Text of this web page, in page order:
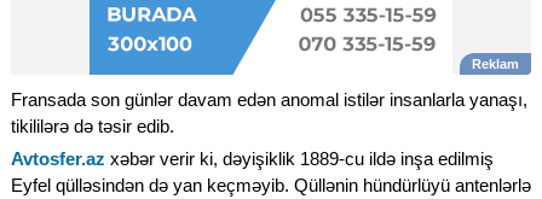
Fransada son günlər davam edən anomal istilər insanlarla yanaşı,
tikililərə də təsir edib.
Avtosfer.az xəbər verir ki, dəyişiklik 1889-cu ildə inşa edilmiş
Eyfel qülləsindən də yan keçməyib. Qüllənin hündürlüyü antenlərlə